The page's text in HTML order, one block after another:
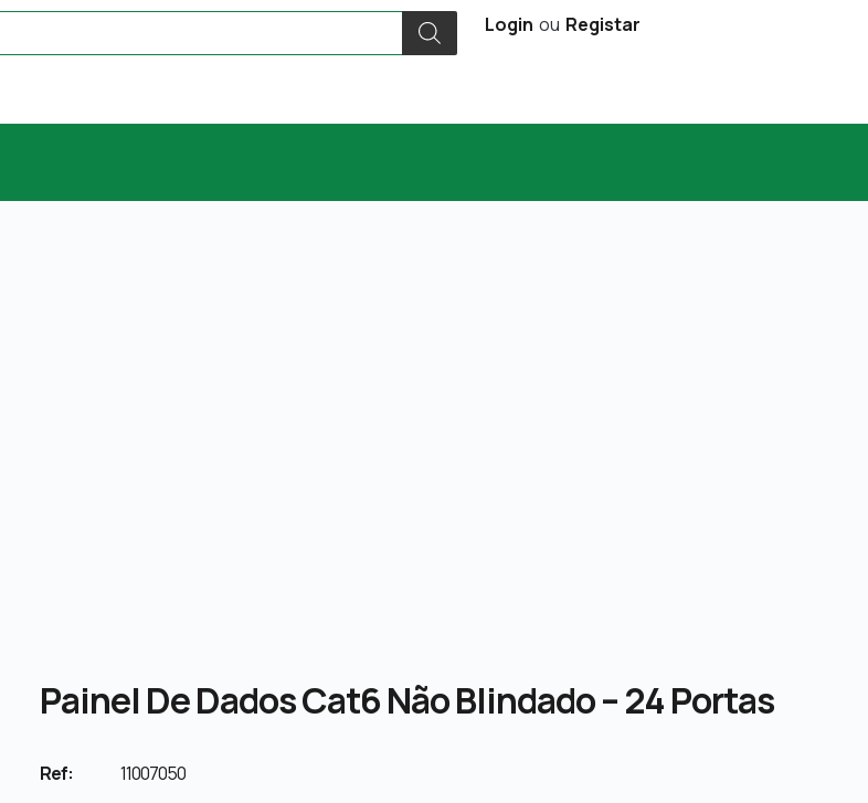
Login ou Registar
Painel De Dados Cat6 Não Blindado – 24 Portas
Ref:
11007050